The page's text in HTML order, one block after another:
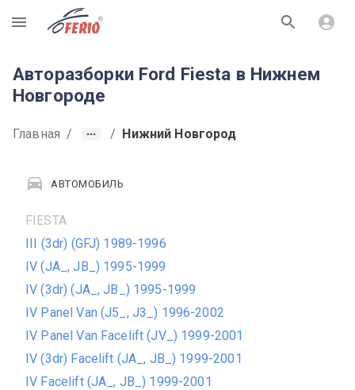
R
Авторазборки Ford Fiesta в Нижнем
Новгороде
Главная / / Нижний Новгород
АВТОМОБИЛЬ
FIESTA
III (3dr) (GFJ) 1989-1996
IV (JA_, JB_) 1995-1999
IV (3dr) (JA_, JB_) 1995-1999
IV Panel Van (J5_, J3_) 1996-2002
IV Panel Van Facelift (JV_) 1999-2001
IV (3dr) Facelift (JA_, JB_) 1999-2001
IV Facelift (JA_, JB_) 1999-2001